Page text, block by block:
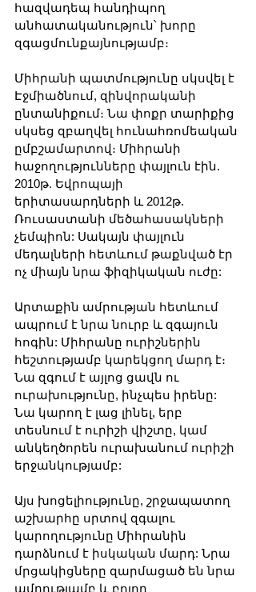
հազվադեպ հանդիպող
անհատականություն՝ խորը
զգացմունքայնությամբ։
Միհրանի պատմությունը սկսվել է
Էջմիածնում, զինվորականի
ընտանիքում։ Նա փոքր տարիքից
սկսեց զբաղվել հունահռոմեական
ըմբշամարտով։ Միհրանի
հաջողությունները փայլուն էին.
2010թ. Եվրոպայի
երիտասարդների և 2012թ.
Ռուսաստանի մեծահասակների
չեմպիոն: Սակայն փայլուն
մեդալների հետևում թաքնված էր
ոչ միայն նրա ֆիզիկական ուժը:
Արտաքին ամրության հետևում
ապրում է նրա նուրբ և զգայուն
հոգին: Միհրանը ուրիշներին
հեշտությամբ կարեկցող մարդ է։
Նա զգում է այլոց ցավն ու
ուրախությունը, ինչպես իրենը:
Նա կարող է լաց լինել, երբ
տեսնում է ուրիշի վիշտը, կամ
անկեղծորեն ուրախանում ուրիշի
երջանկությամբ:
Այս խոցելիությունը, շրջապատող
աշխարհը սրտով զգալու
կարողությունը Միհրանին
դարձնում է իսկական մարդ: Նրա
մրցակիցները զարմացած են նրա
ամրությամբ և բոլոր